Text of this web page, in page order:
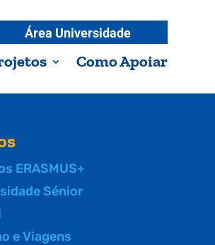
Área Universidade
Como Apoiar
ERASMUS+
Sénior
e Viagens